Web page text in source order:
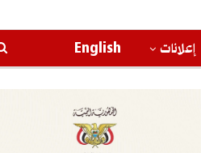
إعلانات English